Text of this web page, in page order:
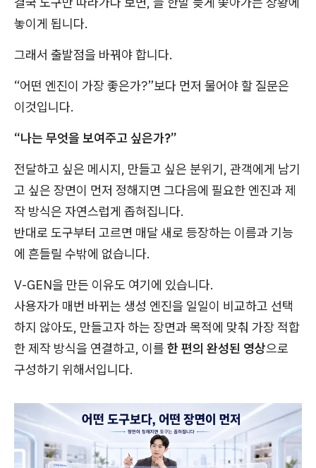
놓이게 됩니다.
그래서 출발점을 바꿔야 합니다.
“어떤 엔진이 가장 좋은가?”보다 먼저 물어야 할 질문은
이것입니다.
“나는 무엇을 보여주고 싶은가?”
전달하고 싶은 메시지, 만들고 싶은 분위기, 관객에게 남기
고 싶은 장면이 먼저 정해지면 그다음에 필요한 엔진과 제
작 방식은 자연스럽게 좁혀집니다.
반대로 도구부터 고르면 매달 새로 등장하는 이름과 기능
에 흔들릴 수밖에 없습니다.
V-GEN을 만든 이유도 여기에 있습니다.
사용자가 매번 바뀌는 생성 엔진을 일일이 비교하고 선택
하지 않아도, 만들고자 하는 장면과 목적에 맞춰 가장 적합
한 제작 방식을 연결하고, 이를 한 편의 완성된 영상으로
구성하기 위해서입니다.